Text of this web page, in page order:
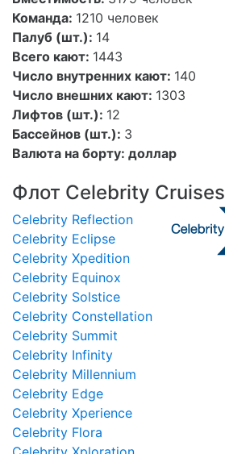
Стабилизаторы качки:
Вместимость:
Команда:
1210 человек
Палуб (шт.):
Всего кают:
Число внутренних кают:
Число внешних кают:
Лифтов (шт.):
12
Бассейнов (шт.): 3
Валюта на борту:доллар
Флот Celebrity Cruises
Celebrity Reflection
Celebrity Eclipse
Celebrity Xpedition
Celebrity Equinox
Celebrity Solstice
Celebrity Constellation
Celebrity Summit
Celebrity Infinity
Celebrity Millennium
Celebrity Edge
Celebrity Xperience